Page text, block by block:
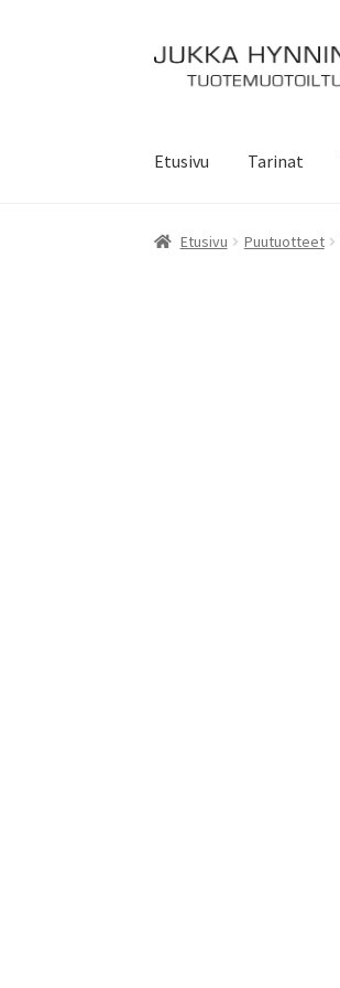
Siirry
navigointiin
Siirry
sisältöön
Etusivu Tarinat
Etusivu Puutuotteet